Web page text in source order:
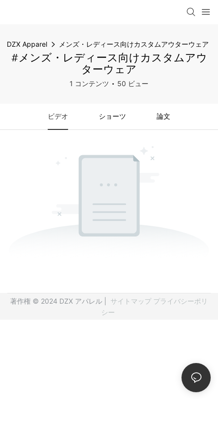
DZX Apparel メンズ・レディース向けカスタムアウターウェア
#メンズ・レディース向けカスタムアウ
ターウェア
1 コンテンツ 50 ビュー
ビデオ ショーツ 論文
著作権 © 2024 DZX アパレル | サイトマップ プライバシーポリ
シー